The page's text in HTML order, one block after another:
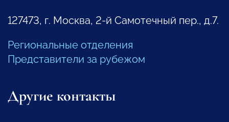
127473, г. Москва, 2-й Самотечный пер., д.7.
Региональные отделения
Представители за рубежом
Другие контакты